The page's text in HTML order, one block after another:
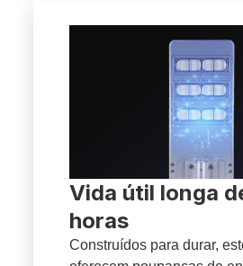
Vida útil longa
horas
Construídos para durar,